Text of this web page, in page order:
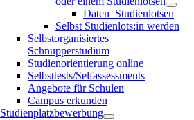
Daten_Studienlotsen
Selbst Studienlots:in werden
Selbstorganisiertes
Schnupperstudium
Studienorientierung online
Selbsttests/Selfassessments
Angebote für Schulen
Campus erkunden
Studienplatzbewerbung